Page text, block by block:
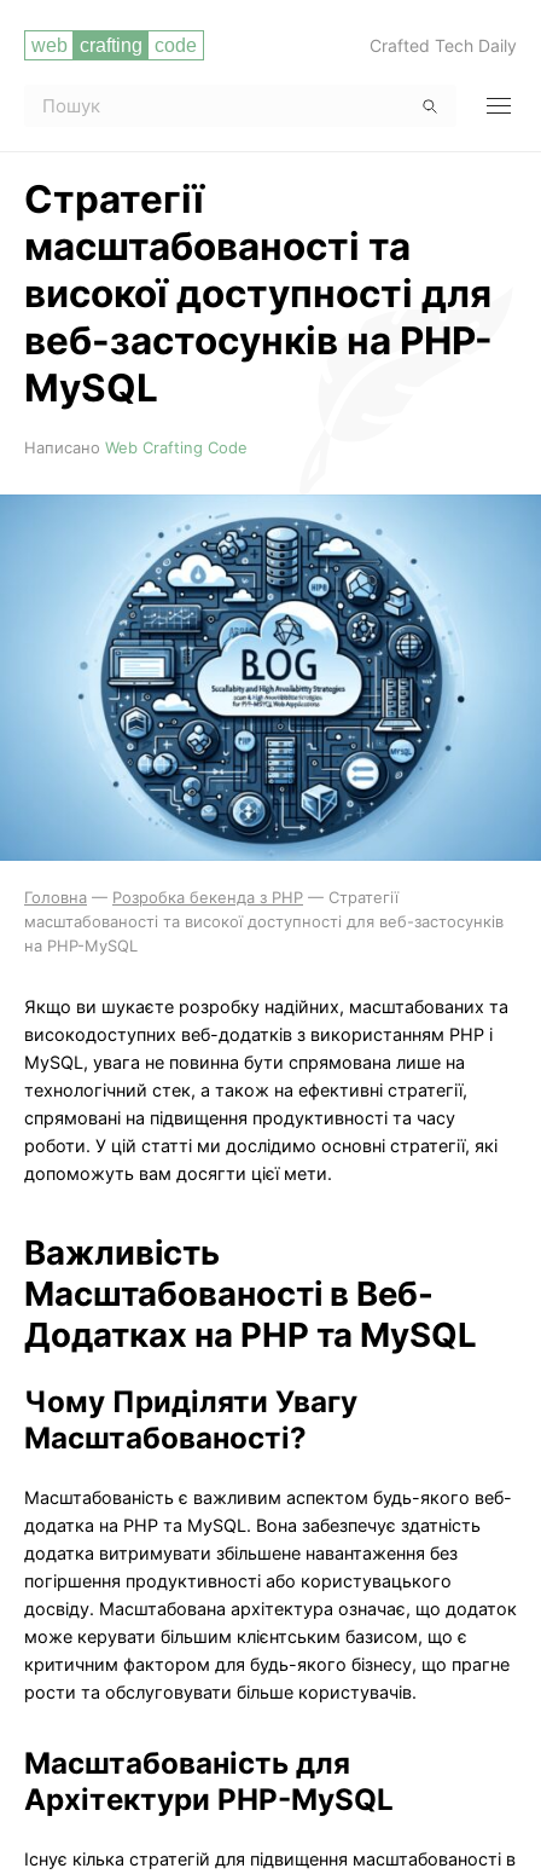
Crafted Tech Daily
Стратегії
масштабованості та
високої доступності для
веб-застосунків на PHP-
MySQL
Написано Web Crafting Code
Головна — Розробка бекенда з PHP — Стратегії
масштабованості та високої доступності для веб-застосунків
на PHP-MySQL
Якщо ви шукаєте розробку надійних, масштабованих та
високодоступних веб-додатків з використанням PHP і
MySQL, увага не повинна бути спрямована лише на
технологічний стек, а також на ефективні стратегії,
спрямовані на підвищення продуктивності та часу
роботи. У цій статті ми дослідимо основні стратегії, які
допоможуть вам досягти цієї мети.
Важливість
Масштабованості в Веб-
Додатках на PHP та MySQL
Чому Приділяти Увагу
Масштабованості?
Масштабованість є важливим аспектом будь-якого веб-
додатка на PHP та MySQL. Вона забезпечує здатність
додатка витримувати збільшене навантаження без
погіршення продуктивності або користувацького
досвіду. Масштабована архітектура означає, що додаток
може керувати більшим клієнтським базисом, що є
критичним фактором для будь-якого бізнесу, що прагне
рости та обслуговувати більше користувачів.
Масштабованість для
Архітектури PHP-MySQL
Існує кілька стратегій для підвищення масштабованості в